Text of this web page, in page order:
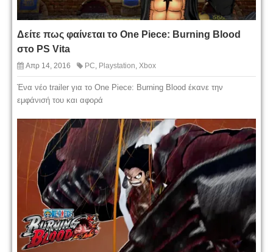
Δείτε πως φαίνεται το One Piece: Burning Blood
στο PS Vita
Απρ 14, 2016 PC Playstation Xbox
Ένα νέο trailer για το One Piece: Burning Blood έκανε την
εμφάνισή του και αφορά